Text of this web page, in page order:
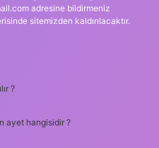
adresine bildirmeniz
sitemizden kaldırılacaktır.
?
ayet hangisidir ?